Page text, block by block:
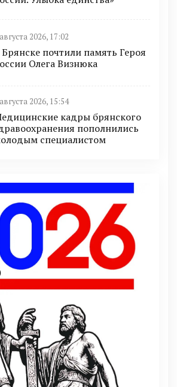
2026, 17:02
почтили память Героя
Олега Визнюка
2026, 15:54
кадры брянского
пополнились
специалистом